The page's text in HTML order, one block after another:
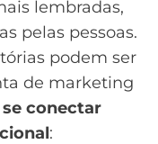
lembradas,
pelas pessoas.
podem ser
de marketing
conectar
: